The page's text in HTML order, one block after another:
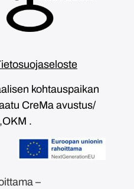
kohtauspaikan
CreMa avustus/
.
–